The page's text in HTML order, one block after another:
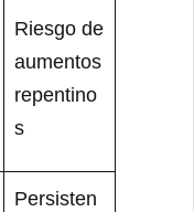
Riesgo de
aumentos
repentino
s
Persisten